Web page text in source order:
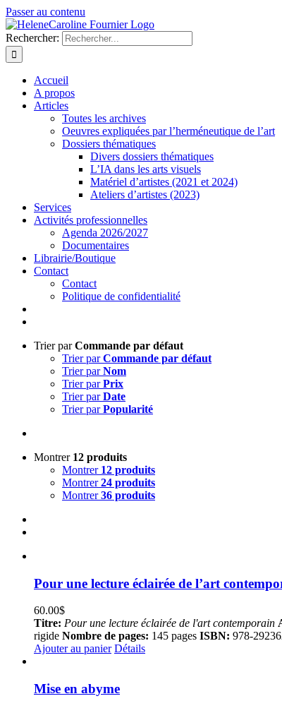
Passer au contenu
Rechercher:
Accueil
A propos
Articles
Toutes les archives
Oeuvres expliquées par l’herméneutique de l’art
Dossiers thématiques
Divers dossiers thématiques
L’IA dans les arts visuels
Matériel d’artistes (2021 et 2024)
Ateliers d’artistes (2023)
Services
Activités professionnelles
Agenda 2026/2027
Documentaires
Librairie/Boutique
Contact
Contact
Politique de confidentialité
Trier parCommande par défaut
Trier parCommande par défaut
Trier parNom
Trier parPrix
Trier parDate
Trier parPopularité
Montrer 12 produits
Montrer 12 produits
Montrer24 produits
Montrer36 produits
Pour une lecture éclairée de l’art
60.00$
Titre: Pour une lecture éclairée de l'art contemporain
rigide Nombre de pages: 145 pages ISBN: 978-
Ajouter au panier Détails
Mise en abyme